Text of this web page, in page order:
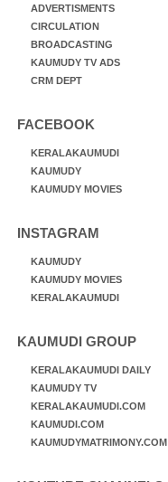
ADVERTISMENTS
CIRCULATION
BROADCASTING
KAUMUDY TV ADS
CRM DEPT
FACEBOOK
KERALAKAUMUDI
KAUMUDY
KAUMUDY MOVIES
INSTAGRAM
KAUMUDY
KAUMUDY MOVIES
KERALAKAUMUDI
KAUMUDI GROUP
KERALAKAUMUDI DAILY
KAUMUDY TV
KERALAKAUMUDI.COM
KAUMUDI.COM
KAUMUDYMATRIMONY.COM